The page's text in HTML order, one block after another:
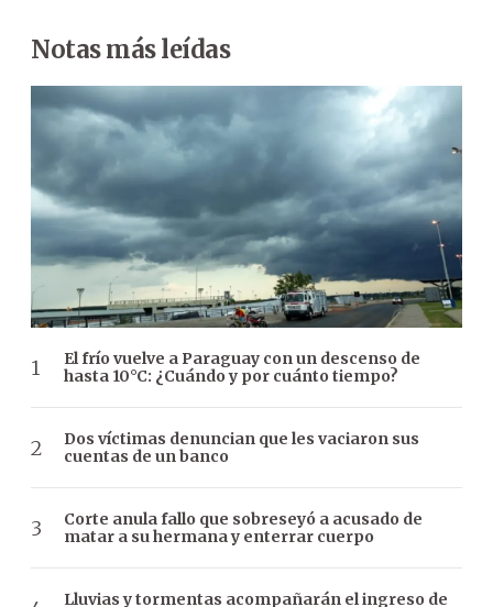
Notas más leídas
El frío vuelve a Paraguay con un descenso de
hasta 10°C: ¿Cuándo y por cuánto tiempo?
Dos víctimas denuncian que les vaciaron sus
cuentas de un banco
Corte anula fallo que sobreseyó a acusado de
matar a su hermana y enterrar cuerpo
Lluvias y tormentas acompañarán el ingreso de